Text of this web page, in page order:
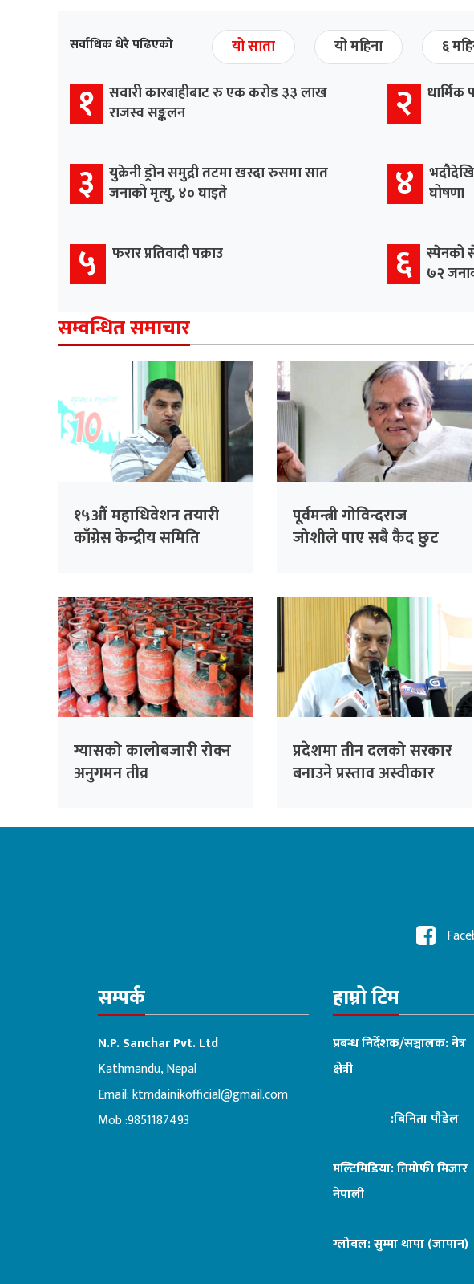
सर्वाधिक धेरै पढिएको यो साता यो महिना ६
१
सवारी कारबाहीबाट रु एक करोड ३३ लाख
राजस्व सङ्कलन
२
३
युक्रेनी ड्रोन समुद्री तटमा खस्दा रुसमा सात
जनाको मृत्यु, ४० घाइते
४
घोषणा
५ फरार प्रतिवादी पक्राउ ६ स्पेनको
७२
सम्वन्धित समाचार
१५औं महाधिवेशन तयारी
काँग्रेस केन्द्रीय समिति
पूर्वमन्त्री गोविन्दराज
जोशीले पाए सबै कैद छुट
ग्यासको कालोबजारी रोक्न
अनुगमन तीव्र
प्रदेशमा तीन दलको सरकार
बनाउने प्रस्ताव अस्वीकार
सम्पर्क
N.P. Sanchar Pvt. Ltd
Kathmandu, Nepal
Email:ktmdainikofficial@gmail.com
Mob :9851187493
हाम्रो टिम
प्रबन्ध निर्देशक/सञ्चालक: नेत्र
क्षेत्री
:बिनिता पौडेल
मल्टिमिडिया: तिमोफी मिजार
नेपाली
ग्लोबल: सुम्मा थापा (जापान)